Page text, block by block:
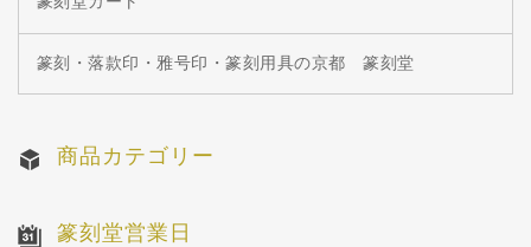
篆刻・落款印・雅号印・篆刻用具の京都 篆刻堂
商品カテゴリー
篆刻堂営業日